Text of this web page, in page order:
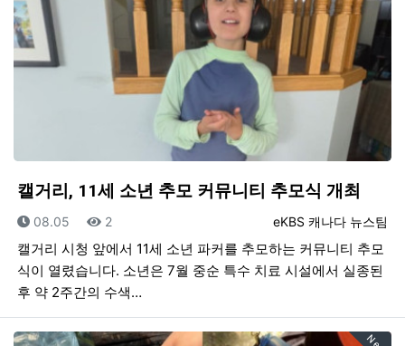
캘거리, 11세 소년 추모 커뮤니티 추모식 개최
등록자
eKBS 캐나다 뉴스팀
등록일
08.05 조회
2
캘거리 시청 앞에서 11세 소년 파커를 추모하는 커뮤니티 추모
식이 열렸습니다. 소년은 7월 중순 특수 치료 시설에서 실종된
후 약 2주간의 수색…